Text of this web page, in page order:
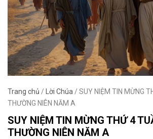
Trang chủ / Lời Chúa / SUY NIỆM TIN MỪNG
THƯỜNG NIÊN NĂM A
SUY NIỆM TIN MỪNG THỨ 4
THƯỜNG NIÊN NĂM A